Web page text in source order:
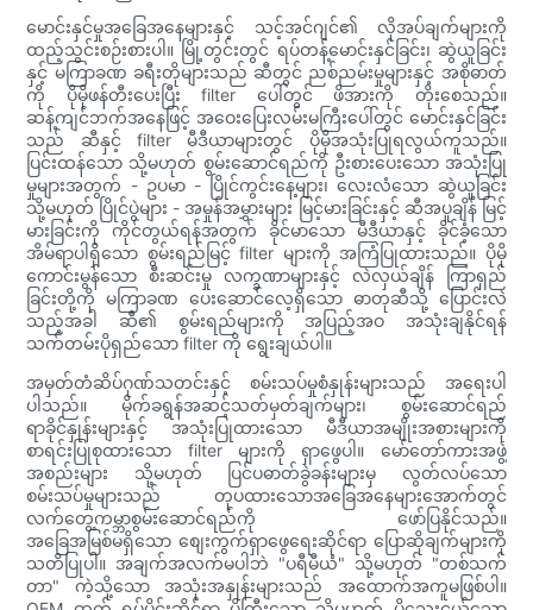
မောင်းနှင်မှုအခြေအနေများနှင့် သင့်အင်ဂျင်၏ လိုအပ်ချက်များကို
ထည့်သွင်းစဉ်းစားပါ။ မြို့တွင်းတွင် ရပ်တန့်မောင်းနှင်ခြင်း၊ ဆွဲယူခြင်း
နှင့် မကြာခဏ ခရီးတိုများသည် ဆီတွင် ညစ်ညမ်းမှုများနှင့် အစိုဓာတ်
ကို ပိုမိုဖန်တီးပေးပြီး filter ပေါ်တွင် ဖိအားကို တိုးစေသည်။
ဆန့်ကျင်ဘက်အနေဖြင့် အဝေးပြေးလမ်းမကြီးပေါ်တွင် မောင်းနှင်ခြင်း
သည် ဆီနှင့် filter မီဒီယာများတွင် ပိုမိုအသုံးပြုရလွယ်ကူသည်။
ပြင်းထန်သော သို့မဟုတ် စွမ်းဆောင်ရည်ကို ဦးစားပေးသော အသုံးပြု
မှုများအတွက် - ဥပမာ - ပြိုင်ကွင်းနေ့များ၊ လေးလံသော ဆွဲယူခြင်း
သို့မဟုတ် ပြိုင်ပွဲများ - အမှုန်အမွှားများ မြင့်မားခြင်းနှင့် ဆီအပူချိန် မြင့်
မားခြင်းကို ကိုင်တွယ်ရန်အတွက် ခိုင်မာသော မီဒီယာနှင့် ခိုင်ခံ့သော
အိမ်ရာပါရှိသော စွမ်းရည်မြင့် filter များကို အကြံပြုထားသည်။ ပိုမို
ကောင်းမွန်သော စီးဆင်းမှု လက္ခဏာများနှင့် လဲလှယ်ချိန် ကြာရှည်
ခြင်းတို့ကို မကြာခဏ ပေးဆောင်လေ့ရှိသော ဓာတုဆီသို့ ပြောင်းလဲ
သည့်အခါ ဆီ၏ စွမ်းရည်များကို အပြည့်အဝ အသုံးချနိုင်ရန်
သက်တမ်းပိုရှည်သော filter ကို ရွေးချယ်ပါ။
အမှတ်တံဆိပ်ဂုဏ်သတင်းနှင့် စမ်းသပ်မှုစံနှုန်းများသည် အရေးပါ
ပါသည်။ မိုက်ခရွန်အဆင့်သတ်မှတ်ချက်များ၊ စွမ်းဆောင်ရည်
ရာခိုင်နှုန်းများနှင့် အသုံးပြုထားသော မီဒီယာအမျိုးအစားများကို
စာရင်းပြုစုထားသော filter များကို ရှာဖွေပါ။ မော်တော်ကားအဖွဲ့
အစည်းများ သို့မဟုတ် ပြင်ပဓာတ်ခွဲခန်းများမှ လွတ်လပ်သော
စမ်းသပ်မှုများသည် တုပထားသောအခြေအနေများအောက်တွင်
လက်တွေ့ကမ္ဘာစွမ်းဆောင်ရည်ကို ဖော်ပြနိုင်သည်။
အခြေအမြစ်မရှိသော စျေးကွက်ရှာဖွေရေးဆိုင်ရာ ပြောဆိုချက်များကို
သတိပြုပါ။ အချက်အလက်မပါဘဲ "ပရီမီယံ" သို့မဟုတ် "တစ်သက်
တာ" ကဲ့သို့သော အသုံးအနှုန်းများသည် အထောက်အကူမဖြစ်ပါ။